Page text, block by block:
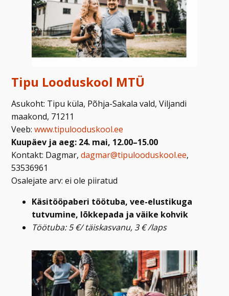
Tipu Looduskool MTÜ
Asukoht: Tipu küla, Põhja-Sakala vald, Viljandi
maakond, 71211
Veeb:www.tipulooduskool.ee
Kuupäev ja aeg: 24. mai, 12.00–15.00
Kontakt: Dagmar,dagmar@tipulooduskool.ee,
53536961
Osalejate arv: ei ole piiratud
Käsitööpaberi töötuba, vee-elustikuga
tutvumine, lõkkepada ja väike kohvik
Töötuba: 5 €/ täiskasvanu, 3 € /laps